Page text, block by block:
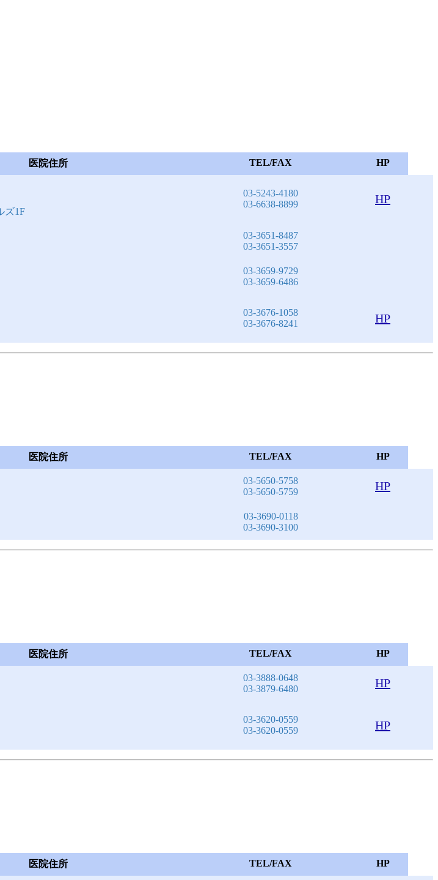
医院住所 TEL/FAX HP
ズ1F
03-5243-4180
03-6638-8899
HP
03-3651-8487
03-3651-3557
03-3659-9729
03-3659-6486
03-3676-1058
03-3676-8241
HP
医院住所 TEL/FAX HP
03-5650-5758
03-5650-5759
HP
03-3690-0118
03-3690-3100
医院住所 TEL/FAX HP
03-3888-0648
03-3879-6480
HP
03-3620-0559
03-3620-0559
HP
医院住所 TEL/FAX HP